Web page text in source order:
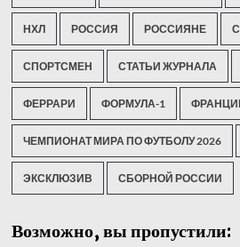
НХЛ РОССИЯ РОССИЯНЕ
СПОРТСМЕН СТАТЬИ ЖУРНАЛА
ФЕРРАРИ ФОРМУЛА-1
ЧЕМПИОНАТ МИРА ПО ФУТБОЛУ 2026
ЭКСКЛЮЗИВ СБОРНОЙ РОССИИ
Возможно, вы пропустили: